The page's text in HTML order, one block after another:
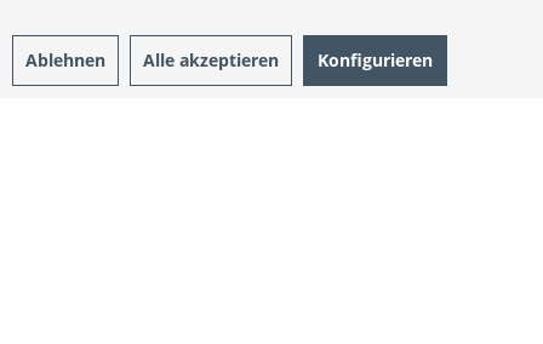
Ablehnen Alle akzeptieren Konfigurieren